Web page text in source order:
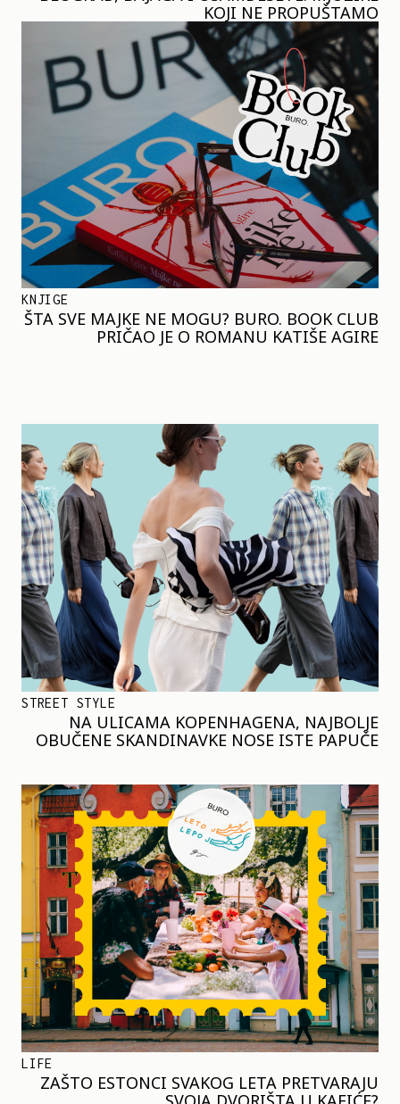
KOJI NE PROPUŠTAMO
KNJIGE
ŠTA SVE MAJKE NE MOGU? BURO. BOOK CLUB
PRIČAO JE O ROMANU KATIŠE AGIRE
STREET STYLE
NA ULICAMA KOPENHAGENA, NAJBOLJE
OBUČENE SKANDINAVKE NOSE ISTE PAPUČE
LIFE
ZAŠTO ESTONCI SVAKOG LETA PRETVARAJU